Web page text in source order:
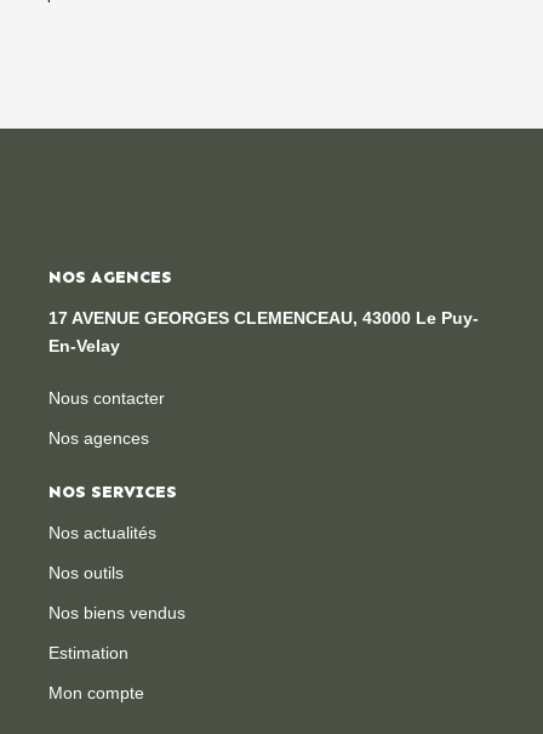
NOS AGENCES
17 AVENUE GEORGES CLEMENCEAU, 43000 Le Puy-
En-Velay
Nous contacter
Nos agences
NOS SERVICES
Nos actualités
Nos outils
Nos biens vendus
Estimation
Mon compte